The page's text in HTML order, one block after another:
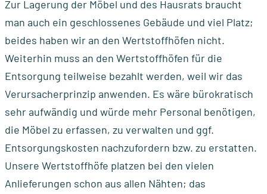
Zur Lagerung der Möbel und des Hausrats braucht
man auch ein geschlossenes Gebäude und viel Platz;
beides haben wir an den Wertstoffhöfen nicht.
Weiterhin muss an den Wertstoffhöfen für die
Entsorgung teilweise bezahlt werden, weil wir das
Verursacherprinzip anwenden. Es wäre bürokratisch
sehr aufwändig und würde mehr Personal benötigen,
die Möbel zu erfassen, zu verwalten und ggf.
Entsorgungskosten nachzufordern bzw. zu erstatten.
Unsere Wertstoffhöfe platzen bei den vielen
Anlieferungen schon aus allen Nähten; das